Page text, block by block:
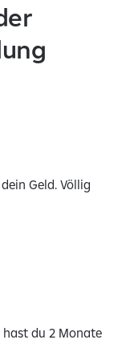
Geld. Völlig
hast du 2 Monate